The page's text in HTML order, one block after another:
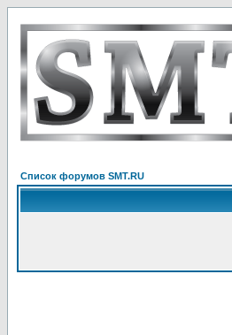
Список форумов SMT.RU